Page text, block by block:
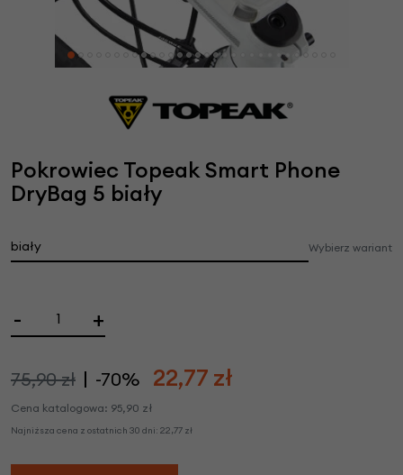
Pokrowiec Topeak Smart Phone
DryBag 5 biały
biały Wybierz wariant
- +
75,90 zł -70% 22,77 zł
Cena katalogowa: 95,90 zł
Najniższa cena z ostatnich 30 dni: 22,77 zł